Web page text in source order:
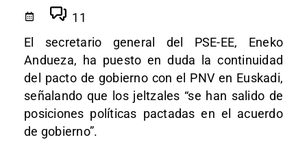
11
El secretario general del PSE-EE, Eneko
Andueza, ha puesto en duda la continuidad
del pacto de gobierno con el PNV en Euskadi,
señalando que los jeltzales “se han salido de
posiciones políticas pactadas en el acuerdo
de gobierno”.